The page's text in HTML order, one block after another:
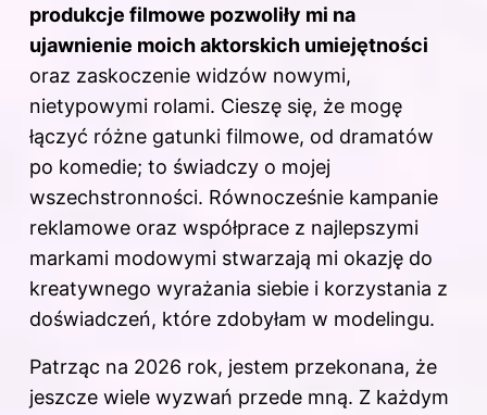
produkcje filmowe pozwoliły mi na
ujawnienie moich aktorskich umiejętności
oraz zaskoczenie widzów nowymi,
nietypowymi rolami. Cieszę się, że mogę
łączyć różne gatunki filmowe, od dramatów
po komedie; to świadczy o mojej
wszechstronności. Równocześnie kampanie
reklamowe oraz współprace z najlepszymi
markami modowymi stwarzają mi okazję do
kreatywnego wyrażania siebie i korzystania z
doświadczeń, które zdobyłam w modelingu.
Patrząc na 2026 rok, jestem przekonana, że
jeszcze wiele wyzwań przede mną. Z każdym